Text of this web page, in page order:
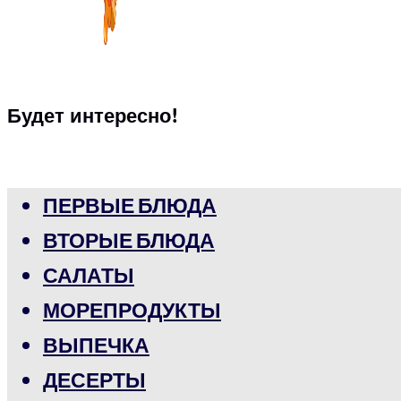
Будет интересно!
ПЕРВЫЕ БЛЮДА
ВТОРЫЕ БЛЮДА
САЛАТЫ
МОРЕПРОДУКТЫ
ВЫПЕЧКА
ДЕСЕРТЫ